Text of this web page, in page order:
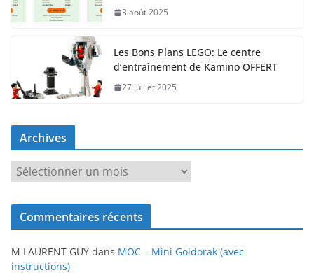
3 août 2025
Les Bons Plans LEGO: Le centre
d’entraînement de Kamino OFFERT
27 juillet 2025
Archives
c
v
e
Commentaires récents
M LAURENT GUY dans MOC – Mini Goldorak (avec
instructions)